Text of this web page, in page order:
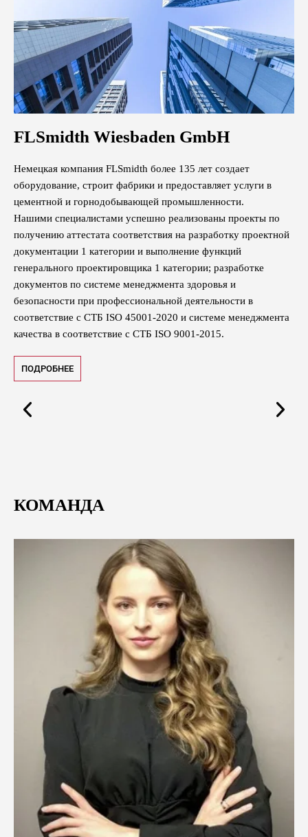
FLSmidth Wiesbaden GmbH
Немецкая компания FLSmidth более 135 лет создает
оборудование, строит фабрики и предоставляет услуги в
цементной и горнодобывающей промышленности.
Нашими специалистами успешно реализованы проекты по
получению аттестата соответствия на разработку проектной
документации 1 категории и выполнение функций
генерального проектировщика 1 категории; разработке
документов по системе менеджмента здоровья и
безопасности при профессиональной деятельности в
соответствие с СТБ ISO 45001-2020 и системе менеджмента
качества в соответствие с СТБ ISO 9001-2015.
ПОДРОБНЕЕ
КОМАНДА